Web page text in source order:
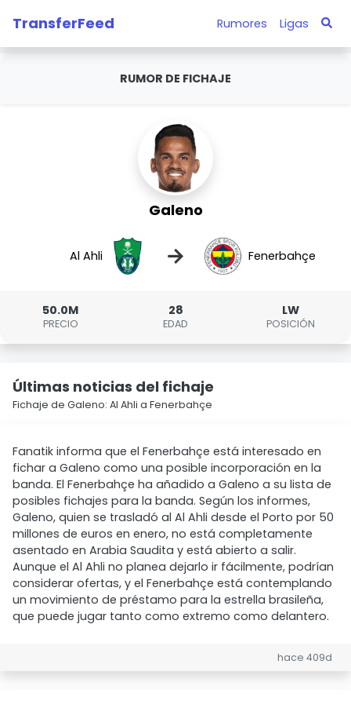
TransferFeed Rumores Ligas
RUMOR DE FICHAJE
Galeno
Al Ahli → Fenerbahçe
50.0M
PRECIO
28
EDAD
LW
POSICIÓN
Últimas noticias del fichaje
Fichaje de Galeno: Al Ahli a Fenerbahçe
Fanatik informa que el Fenerbahçe está interesado en
fichar a Galeno como una posible incorporación en la
banda. El Fenerbahçe ha añadido a Galeno a su lista de
posibles fichajes para la banda. Según los informes,
Galeno, quien se trasladó al Al Ahli desde el Porto por 50
millones de euros en enero, no está completamente
asentado en Arabia Saudita y está abierto a salir.
Aunque el Al Ahli no planea dejarlo ir fácilmente, podrían
considerar ofertas, y el Fenerbahçe está contemplando
un movimiento de préstamo para la estrella brasileña,
que puede jugar tanto como extremo como delantero.
hace 409d